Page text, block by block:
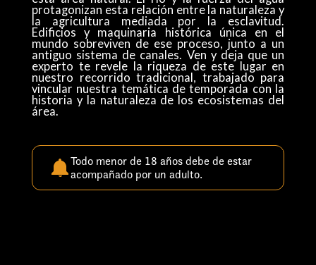
protagonizan esta relación entre la naturaleza y
la agricultura mediada por la esclavitud.
Edificios y maquinaria histórica única en el
mundo sobreviven de ese proceso, junto a un
antiguo sistema de canales. Ven y deja que un
experto te revele la riqueza de este lugar en
nuestro recorrido tradicional, trabajado para
vincular nuestra temática de temporada con la
historia y la naturaleza de los ecosistemas del
área.
Todo menor de 18 años debe de estar
acompañado por un adulto.